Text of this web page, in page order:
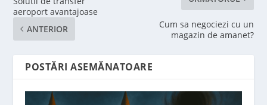
aeroport avantajoase
ANTERIOR
Cum sa negociezi cu un
magazin de amanet?
POSTĂRI ASEMĂNATOARE